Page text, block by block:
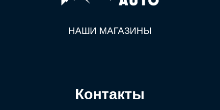
НАШИ МАГАЗИНЫ
Контакты